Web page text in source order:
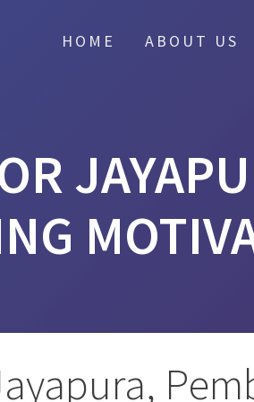
HOME ABOUT US